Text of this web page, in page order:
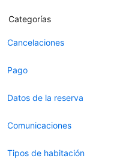
Categorías
Cancelaciones
Pago
Datos de la reserva
Comunicaciones
Tipos de habitación